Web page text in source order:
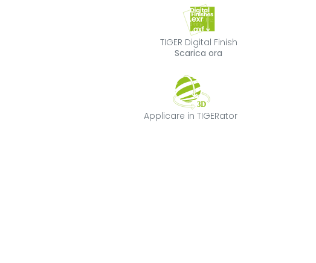
TIGER Digital Finish
Scarica ora
Applicare in TIGERator